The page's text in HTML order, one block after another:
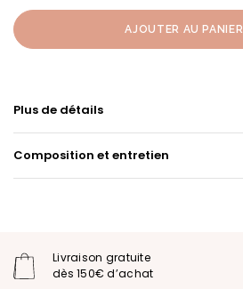
AJOUTER AU PANIER
Plus de détails
Composition et entretien
Livraison gratuite
dès 150€ d’achat